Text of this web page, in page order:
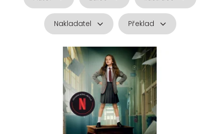
Nakladatel Překlad